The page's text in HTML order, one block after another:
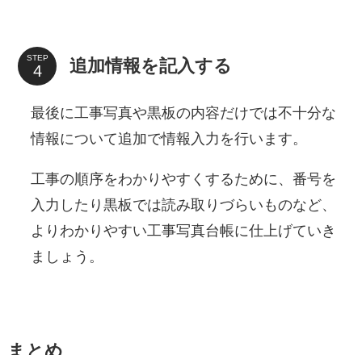
STEP 追加情報を記入する
最後に工事写真や黒板の内容だけでは不十分な
情報について追加で情報入力を行います。
工事の順序をわかりやすくするために、番号を
入力したり黒板では読み取りづらいものなど、
よりわかりやすい工事写真台帳に仕上げていき
ましょう。
まとめ